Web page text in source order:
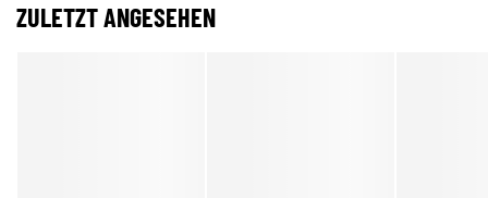
ZULETZT ANGESEHEN